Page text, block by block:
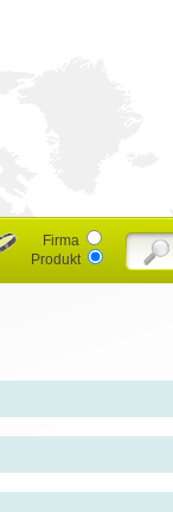
Firma
Produkt